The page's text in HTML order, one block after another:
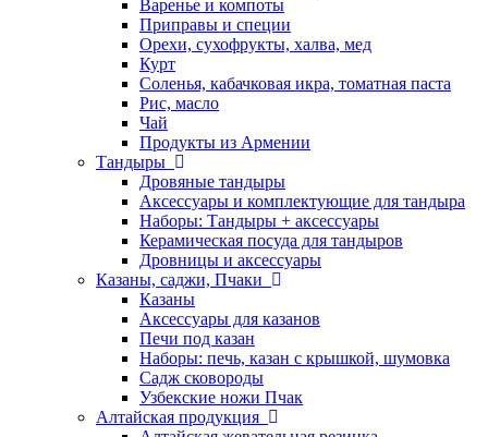
Варенье и компоты
Приправы и специи
Орехи, сухофрукты, халва, мед
Курт
Соленья, кабачковая икра, томатная паста
Рис, масло
Чай
Продукты из Армении
Тандыры
Дровяные тандыры
Аксессуары и комплектующие для тандыра
Наборы: Тандыры + аксессуары
Керамическая посуда для тандыров
Дровницы и аксессуары
Казаны, саджи, Пчаки
Казаны
Аксессуары для казанов
Печи под казан
Наборы: печь, казан с крышкой, шумовка
Садж сковороды
Узбекские ножи Пчак
Алтайская продукция